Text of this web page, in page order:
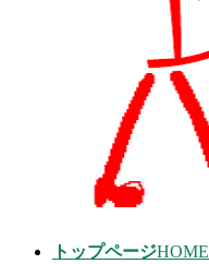
トップページHOME